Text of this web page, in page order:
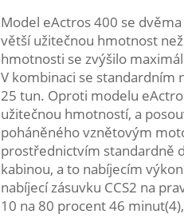
Model eActros 400 se
větší užitečnou hmotnost
hmotnosti se zvýšilo
V kombinaci se standardním
25 tun. Oproti modelu
užitečnou hmotností, a
poháněného vznětovým
prostřednictvím standardně
kabinou, a to nabíjecím
nabíjecí zásuvku CCS2 na
10 na 80 procent 46